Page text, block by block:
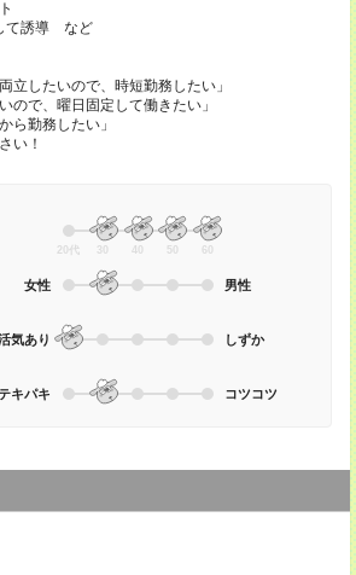
て誘導 など
立したいので、時短勤務したい」
ので、曜日固定して働きたい」
ら勤務したい」
い！
20代 30 40 50 60
女性 男性
気あり しずか
キパキ コツコツ